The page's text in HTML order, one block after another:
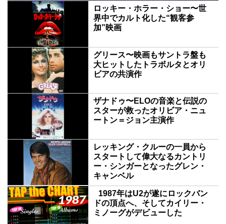
ロッキー・ホラー・ショー〜世
界中でカルト化した“観客参
加”映画
グリース〜映画もサントラ盤も
大ヒットしたトラボルタとオリ
ビアの共演作
ザナドゥ〜ELOの音楽と伝説の
スターが救ったオリビア・ニュ
ートン＝ジョン主演作
レッキング・クルーの一員から
スタートして偉大なるカントリ
ー・シンガーとなったグレン・
キャンベル
1987年はU2が遂にロックバン
ドの頂点へ、そしてカイリー・
ミノーグがデビューした